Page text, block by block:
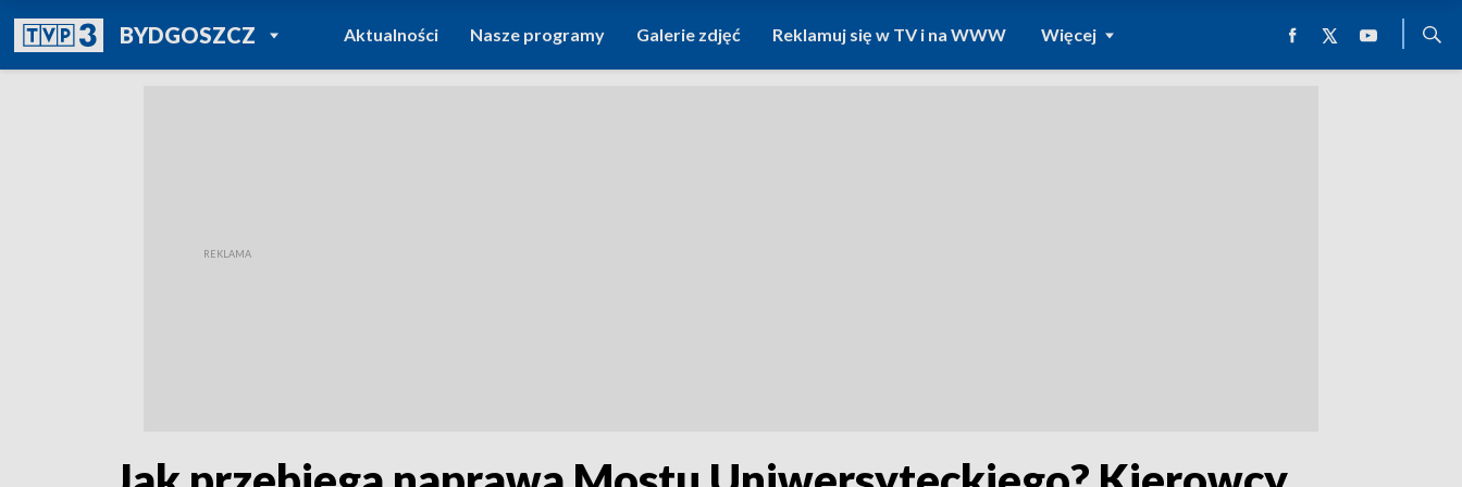
BYDGOSZCZPOWRÓT DO
TVP REGIONY
Aktualności Nasze programy Galerie zdjęć Reklamuj się w TV i na WWW Więcej